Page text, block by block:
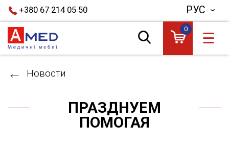
+380 67 214 05 50 РУС
0
☰
Новости
ПРАЗДНУЕМ
ПОМОГАЯ